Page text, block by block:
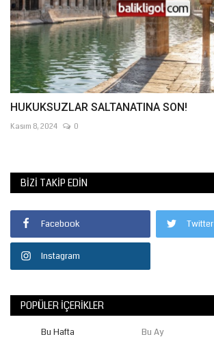
HUKUKSUZLAR SALTANATINA SON!
Kasım 8, 2024 0
BIZI TAKIP EDIN
Facebook Twitter
Instagram
POPÜLER İÇERIKLER
Bu Hafta Bu Ay